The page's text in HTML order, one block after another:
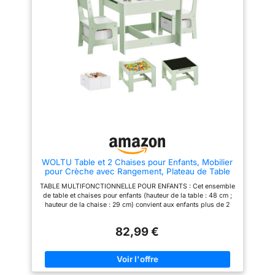
sécurité selon les normes UE.
Design attrayant : dans une
agréable teinte de graphite,
cette chaise pour enfants
s'adapte parfaitement à la
décoration de chaque chambre
confortable pour votre enfant.
Polyvalent et pratique : cette
mini chaise peut non seulement
pendant la sieste ou le sommeil.
et les chaises aux lignes
douces offrent un
confortable, idéal pour une
chambre ou une salle de jeux.
À VIVRE : La table enfant est
équipée d’un plateau en MDF
hydrofugé qui résiste à l’eau et
se nettoie en un instant,
marque propose des meubles
accessibles, pour que votre
intérieur prenne toute sa valeur !
WOLTU Table et 2 Chaises pour Enfants, Mobilier
pour Crèche avec Rangement, Plateau de Table
MDF, Vert et Blanc
TABLE MULTIFONCTIONNELLE POUR ENFANTS : Cet ensemble
de table et chaises pour enfants (hauteur de la table : 48 cm ;
hauteur de la chaise : 29 cm) convient aux enfants plus de 2
environnements en tant que table polyvalente pour le dessin
grand espace de 62×61,5 cm pour 4 enfants. L'autre face du
plateau est un tableau noir sur lequel les enfants peuvent
laisser libre cours à leur imagination en écrivant ou en
82,99 €